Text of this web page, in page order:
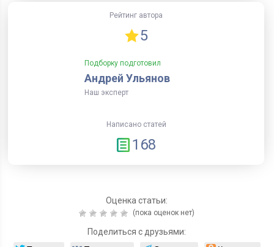
Рейтинг автора
5
Подборку подготовил
Андрей Ульянов
Наш эксперт
Написано статей
168
Оценка статьи:
(пока оценок нет)
Поделиться с друзьями: